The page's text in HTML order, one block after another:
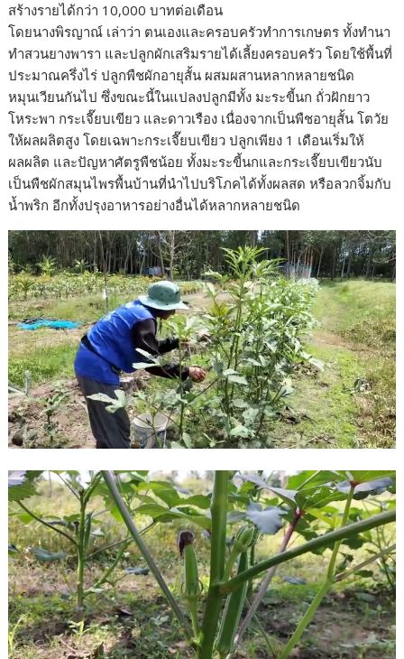
สร้างรายได้กว่า 10,000 บาทต่อเดือน
โดยนางพิรญาณ์ เล่าว่า ตนเองและครอบครัวทำการเกษตร ทั้งทำนา
ทำสวนยางพารา และปลูกผักเสริมรายได้เลี้ยงครอบครัว โดยใช้พื้นที่
ประมาณครึ่งไร่ ปลูกพืชผักอายุสั้น ผสมผสานหลากหลายชนิด
หมุนเวียนกันไป ซึ่งขณะนี้ในแปลงปลูกมีทั้ง มะระขี้นก ถั่วฝักยาว
โหระพา กระเจี๊ยบเขียว และดาวเรือง เนื่องจากเป็นพืชอายุสั้น โตวัย
ให้ผลผลิตสูง โดยเฉพาะกระเจี๊ยบเขียว ปลูกเพียง 1 เดือนเริ่มให้
ผลผลิต และปัญหาศัตรูพืชน้อย ทั้งมะระขี้นกและกระเจี๊ยบเขียวนับ
เป็นพืชผักสมุนไพรพื้นบ้านที่นำไปบริโภคได้ทั้งผลสด หรือลวกจิ้มกับ
น้ำพริก อีกทั้งปรุงอาหารอย่างอื่นได้หลากหลายชนิด